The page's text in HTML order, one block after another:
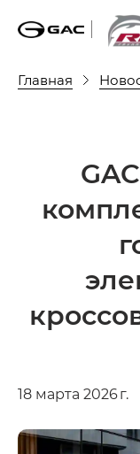
Главная
18 марта 2026 г.